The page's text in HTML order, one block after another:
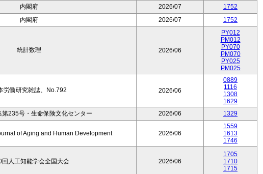
内閣府 2026/07
1752
内閣府 2026/07 1752
統計数理 2026/06
PY012
PM012
PY070
PM070
PY025
PM025
労働研究雑誌、No.792 2026/06
0889
1116
1308
1629
第235号・生命保険文化センター 2026/06 1329
of Aging and Human Development 2026/06
1559
1613
1746
回人工知能学会全国大会 2026/06
1705
1710
1715